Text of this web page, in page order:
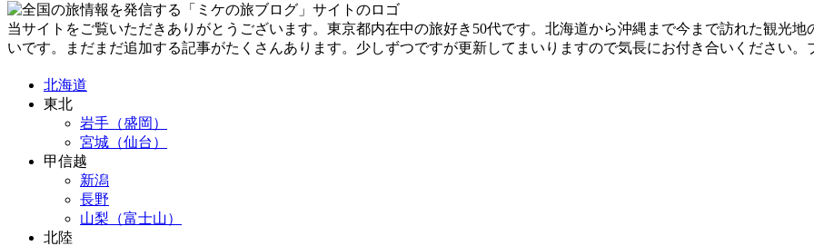
当サイトをご覧いただきありがとうございます。東京都内在中の旅好き50代です。北海道から沖縄まで今まで訪れた観光
いです。まだまだ追加する記事がたくさんあります。少しずつですが更新してまいりますので気長にお付き合いください。
北海道
東北
岩手（盛岡）
宮城（仙台）
甲信越
新潟
長野
山梨（富士山）
北陸